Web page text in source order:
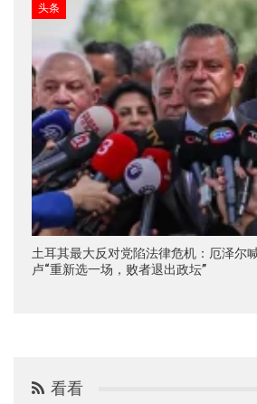
头条
土耳其最大反对党陷法律危机：厄泽尔
卢“重新选一场，败者退出政坛”
看看